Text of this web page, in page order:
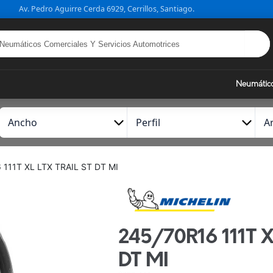
Av. Pedro Aguirre Cerda 6929, Cerrillos, Santiago.
c
o
r
l
o
XL LTX TRAIL ST DT MI
245/70R16 111T
DT MI